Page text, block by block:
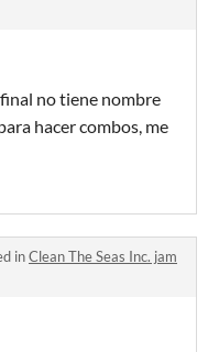
no tiene nombre
hacer combos, me
inClean The Seas Inc. jam